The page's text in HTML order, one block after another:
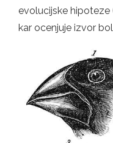
evolucijske hipoteze
kar ocenjuje izvor